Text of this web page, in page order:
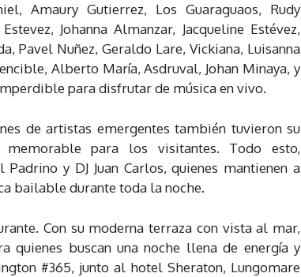
Amaury Gutierrez, Los Guaraguaos, Rudy
Johanna Almanzar, Jacqueline Estévez,
Pavel Nuñez, Geraldo Lare, Vickiana, Luisanna
Alberto María, Asdruval, Johan Minaya, y
para disfrutar de música en vivo.
de artistas emergentes también tuvieron su
memorable para los visitantes. Todo esto,
y DJ Juan Carlos, quienes mantienen a
bailable durante toda la noche.
Con su moderna terraza con vista al mar,
quienes buscan una noche llena de energía y
#365, junto al hotel Sheraton, Lungomare